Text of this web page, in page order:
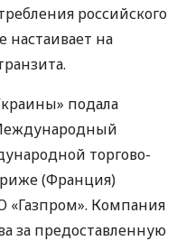
российского
настаивает на
подала
торгово-
(Франция)
«Газпром». Компания
за предоставленную